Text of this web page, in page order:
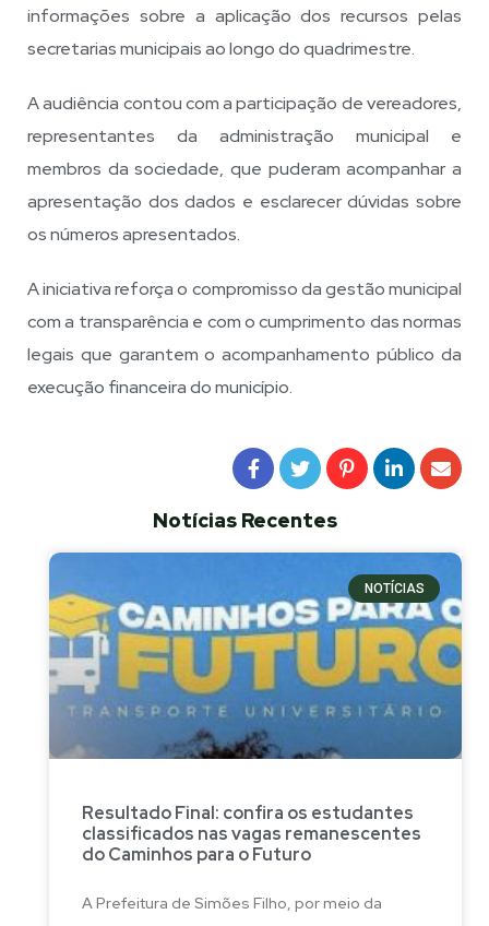
informações sobre a aplicação dos recursos pelas
secretarias municipais ao longo do quadrimestre.
A audiência contou com a participação de vereadores,
representantes da administração municipal e
membros da sociedade, que puderam acompanhar a
apresentação dos dados e esclarecer dúvidas sobre
os números apresentados.
A iniciativa reforça o compromisso da gestão municipal
com a transparência e com o cumprimento das normas
legais que garantem o acompanhamento público da
execução financeira do município.
Notícias Recentes
NOTÍCIAS
Resultado Final: confira os estudantes
classificados nas vagas remanescentes
do Caminhos para o Futuro
A Prefeitura de Simões Filho, por meio da